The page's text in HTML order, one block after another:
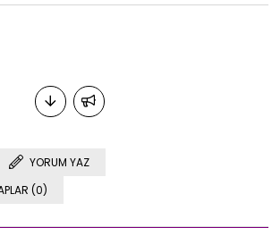
YORUM YAZ
(0)